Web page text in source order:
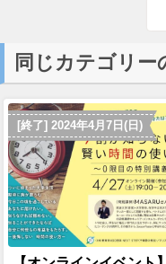
同じカテゴリー
[終了] 2024年4月7日(日)